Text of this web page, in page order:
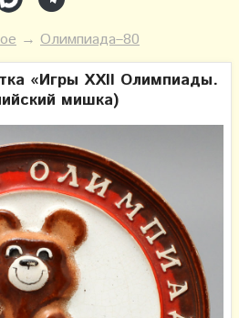
→ Олимпиада–80
«Игры XXII Олимпиады.
мишка)